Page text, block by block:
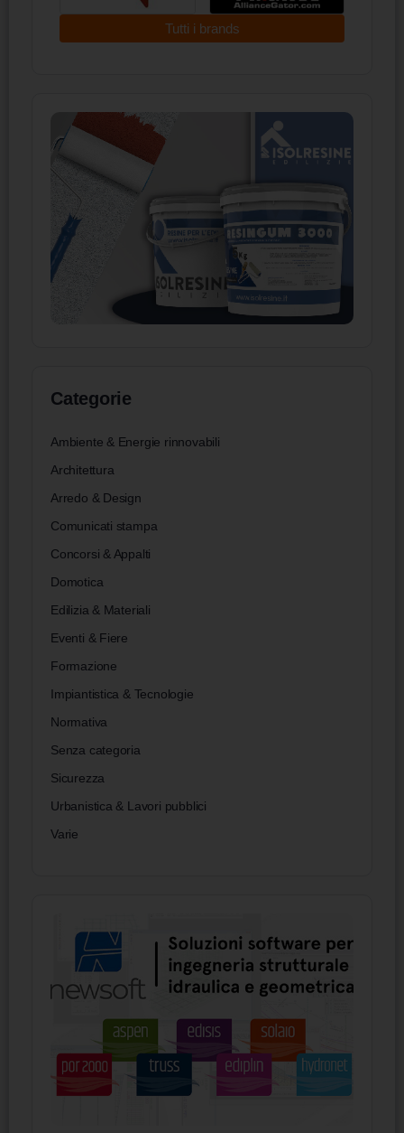
Tutti i brands
Categorie
Ambiente & Energie rinnovabili
Architettura
Arredo & Design
Comunicati stampa
Concorsi & Appalti
Domotica
Edilizia & Materiali
Eventi & Fiere
Formazione
Impiantistica & Tecnologie
Normativa
Senza categoria
Sicurezza
Urbanistica & Lavori pubblici
Varie